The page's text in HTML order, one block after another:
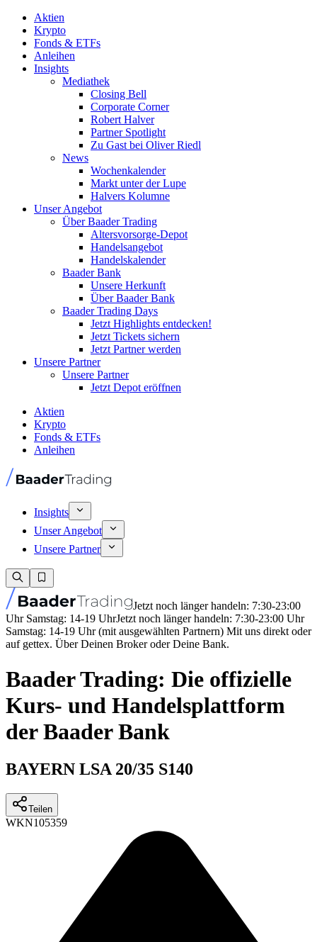
Aktien
Krypto
Fonds & ETFs
Anleihen
Insights
Mediathek
Closing Bell
Corporate Corner
Robert Halver
Partner Spotlight
Zu Gast bei Oliver Riedl
News
Wochenkalender
Markt unter der Lupe
Halvers Kolumne
Unser Angebot
Über Baader Trading
Altersvorsorge-Depot
Handelsangebot
Handelskalender
Baader Bank
Unsere Herkunft
Über Baader Bank
Baader Trading Days
Jetzt Highlights entdecken!
Jetzt Tickets sichern
Jetzt Partner werden
Unsere Partner
Unsere Partner
Jetzt Depot eröffnen
Aktien
Krypto
Fonds & ETFs
Anleihen
Insights
Unser Angebot
Unsere Partner
Jetzt noch länger handeln: 7:30-23:00
Uhr Samstag: 14-19 UhrJetzt noch länger handeln: 7:30-23:00 Uhr
Samstag: 14-19 Uhr (mit ausgewählten Partnern) Mit uns direkt oder
auf gettex. Über Deinen Broker oder Deine Bank.
Baader Trading: Die offizielle
Kurs- und Handelsplattform
der Baader Bank
BAYERN LSA 20/35 S140
Teilen
WKN105359